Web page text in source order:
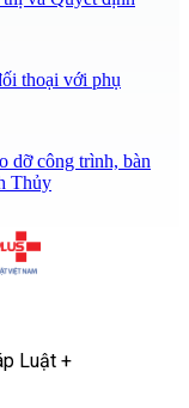
thoại với phụ
dỡ công trình, bàn
Thủy
Luật +